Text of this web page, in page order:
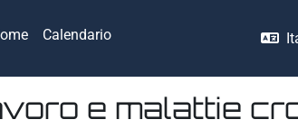
Calendario
e malattie